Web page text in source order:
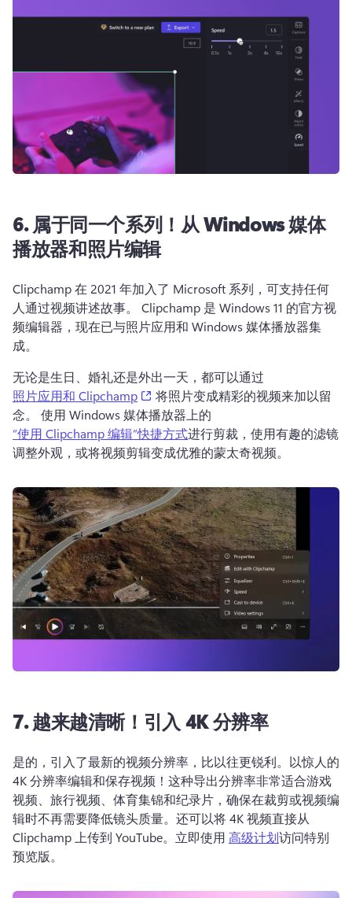
6. 属于同一个系列！从 Windows 媒体
播放器和照片编辑
Clipchamp 在 2021 年加入了 Microsoft 系列 ，可支持任何
人通过视频讲述故事。 Clipchamp 是 Windows 11 的官方视
频编辑器，现在已与照片应用和 Windows 媒体播放器集
成。
无论是生日、婚礼还是外出一天，都可以通过
照片应用和 Clipchamp
(opens in a new tab)
将照片变成精彩的视频来加以留
念。 使用 Windows 媒体播放器上的
“使用 Clipchamp 编辑”快捷方式进行剪裁，使用有趣的滤镜
调整外观，或将视频剪辑变成优雅的蒙太奇视频。
7. 越来越清晰！引入 4K 分辨率
是的，引入了最新的视频分辨率，比以往更锐利。以惊人的
4K 分辨率编辑和保存视频！这种导出分辨率非常适合游戏
视频、旅行视频、体育集锦和纪录片，确保在裁剪或视频编
辑时不再需要降低镜头质量。还可以将 4K 视频直接从
Clipchamp 上传到 YouTube。立即使用 高级计划访问特别
预览版。